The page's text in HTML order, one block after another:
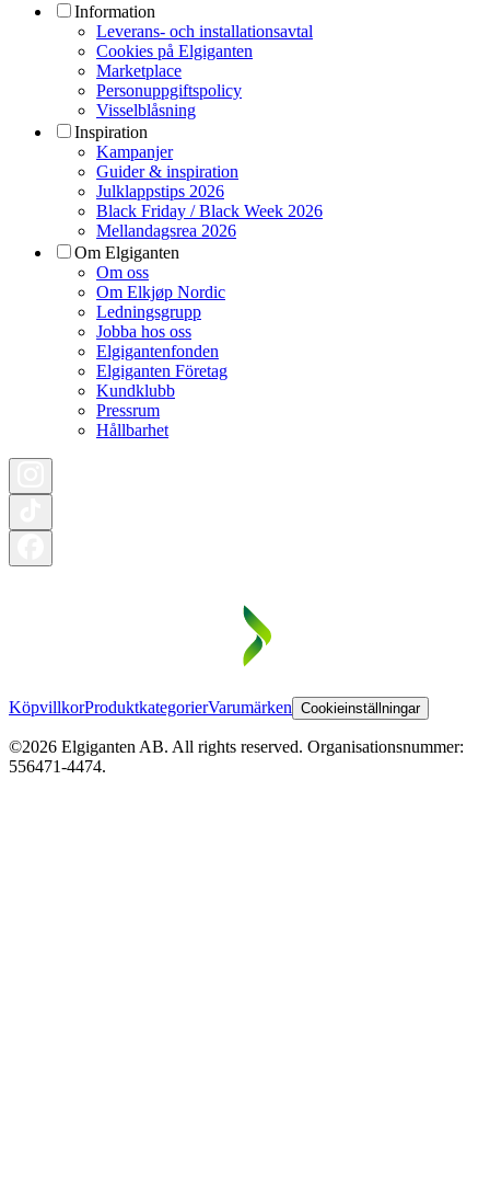
Information
Leverans- och installationsavtal
Cookies på Elgiganten
Marketplace
Personuppgiftspolicy
Visselblåsning
Inspiration
Kampanjer
Guider & inspiration
Julklappstips 2026
Black Friday / Black Week 2026
Mellandagsrea 2026
Om Elgiganten
Om oss
Om Elkjøp Nordic
Ledningsgrupp
Jobba hos oss
Elgigantenfonden
Elgiganten Företag
Kundklubb
Pressrum
Hållbarhet
KöpvillkorProduktkategorierVarumärken Cookieinställningar
©2026 Elgiganten AB. All rights reserved. Organisationsnummer:
556471-4474.